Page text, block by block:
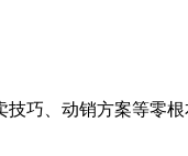
巧、动销方案等零